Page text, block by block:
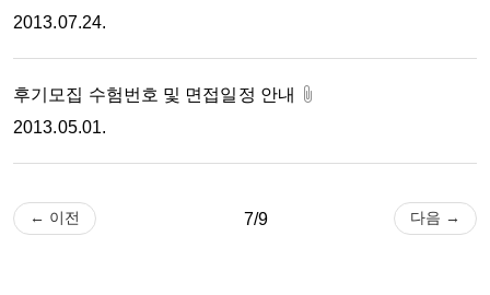
2013.07.24.
후기모집 수험번호 및 면접일정 안내
2013.05.01.
← 이전 7/9 다음 →